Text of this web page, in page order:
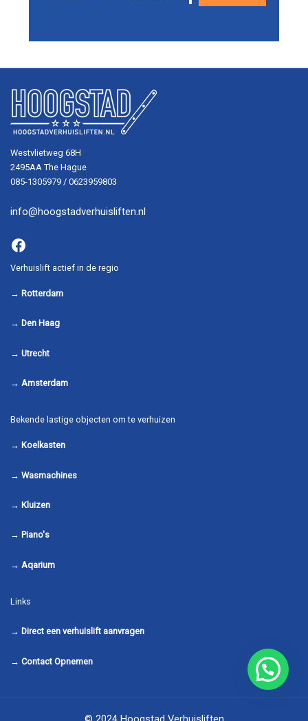
Westvlietweg 68H
2495AA The Hague
085-1305979 / 0623959803
info@hoogstadverhuisliften.nl
Facebook
Verhuislift actief in de regio
→ Rotterdam
→ Den Haag
→ Utrecht
→ Amsterdam
Bekende lastige objecten om te verhuizen
→ Koelkasten
→ Wasmachines
→ Kluizen
→ Piano's
→ Aqarium
Links
→ Direct een verhuislift aanvragen
→ Contact Opnemen